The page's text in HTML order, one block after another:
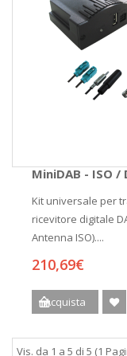
MiniDAB - ISO /
Kit universale per
ricevitore digitale
Antenna ISO)....
210,69€
Acquista
Vis. da 1 a 5 di 5 (1